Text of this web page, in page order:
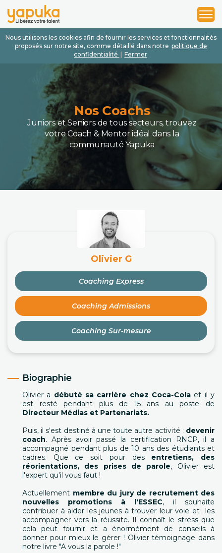
Nous utilisons les cookies afin de fournir les services et fonctionnalités
proposés sur notre site, comme détaillé dans notre politique de
confidentialité
Fermer
1
2
3
Nos Coachs
Juniors et Seniors de tous secteurs, trouvez
votre Coach & Mentor idéal dans la
communauté Yapuka
Olivier G
Coaching Express
Coaching Admissions
Coaching Sur-mesure
Biographie
Olivier a débuté sa carrière chez Coca-Cola et il y
est resté pendant plus de 15 ans au poste de
Directeur Médias et Partenariats.
Puis, il s'est destiné à une toute autre activité : devenir
coach. Après avoir passé la certification RNCP, il a
accompagné pendant plus de 10 ans des étudiants et
cadres. Que ce soit pour des entretiens, des
réorientations, des prises de parole, Olivier est
l'expert qu'il vous faut !
Actuellement membre du jury de recrutement des
nouvelles promotions à l'ESSEC, il souhaite
contribuer à aider les jeunes à trouver leur voie et les
accompagner vers la réussite. Il connaît le stress que
cela peut fournir et a énormément de conseils à
donner pour mieux le gérer ! Olivier témoignage dans
notre livre "A vous la parole !"